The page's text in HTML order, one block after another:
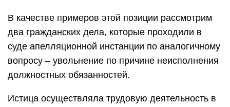
В качестве примеров этой позиции рассмотрим
два гражданских дела, которые проходили в
суде апелляционной инстанции по аналогичному
вопросу – увольнение по причине неисполнения
должностных обязанностей.
Истица осуществляла трудовую деятельность в